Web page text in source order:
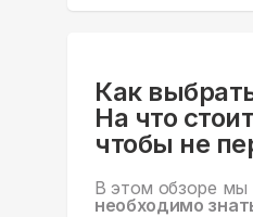
Как
На что
чтобы не
В этом обзоре мы
необходимо